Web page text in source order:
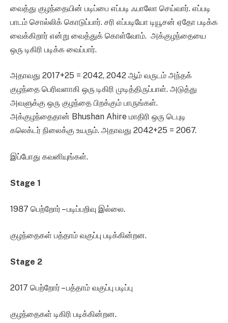
வைத்து குழந்தையின் படிப்பை எப்படி ஃபாலோ செய்வார். எப்படி
பாடம் சொல்லிக் கொடுப்பார். சரி எப்படியோ டியூசன் ஏதோ படிக்க
வைக்கிறார் என்று வைத்துக் கொள்வோம். அக்குழந்தையை
ஒரு டிகிரி படிக்க வைப்பார்.
அதாவது 2017+25 = 2042, 2042 ஆம் வருடம் அந்தக்
குழந்தை பெரிவளாகி ஒரு டிகிரி முடித்திருப்பாள். அடுத்து
அவளுக்கு ஒரு குழந்தை பிறக்கும் பாருங்கள்.
அக்குழந்தைதான் Bhushan Ahire மாதிரி ஒரு டெபுடி
கலெக்டர் நிலைக்கு உயரும். அதாவது 2042+25 = 2067.
இப்போது கவனியுங்கள்.
Stage 1
1987 பெற்றோர் – படிப்பறிவு இல்லை.
குழந்தைகள் பத்தாம் வகுப்பு படிக்கின்றன.
Stage 2
2017 பெற்றோர் – பத்தாம் வகுப்பு படிப்பு
குழந்தைகள் டிகிரி படிக்கின்றன.